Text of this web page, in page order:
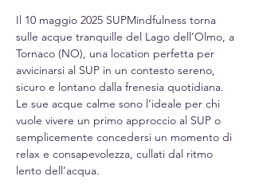
Il 10 maggio 2025 SUPMindfulness torna
sulle acque tranquille del Lago dell’Olmo, a
Tornaco (NO), una location perfetta per
avvicinarsi al SUP in un contesto sereno,
sicuro e lontano dalla frenesia quotidiana.
Le sue acque calme sono l’ideale per chi
vuole vivere un primo approccio al SUP o
semplicemente concedersi un momento di
relax e consapevolezza, cullati dal ritmo
lento dell’acqua.